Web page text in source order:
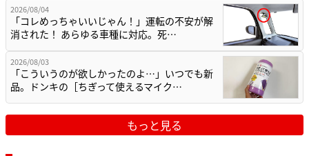
2026/08/04
「コレめっちゃいいじゃん！」運転の不安が解
消された！ あらゆる車種に対応。死…
2026/08/03
「こういうのが欲しかったのよ…」いつでも新
品。ドンキの［ちぎって使えるマイク…
もっと見る